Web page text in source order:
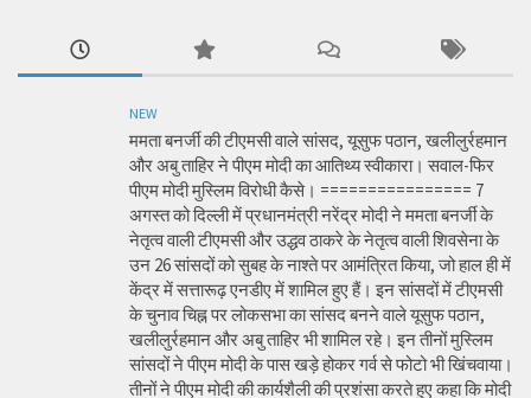
NEW
ममता बनर्जी की टीएमसी वाले सांसद, यूसुफ पठान, खलीलुर्रहमान
और अबु ताहिर ने पीएम मोदी का आतिथ्य स्वीकारा। सवाल-फिर
पीएम मोदी मुस्लिम विरोधी कैसे। ================ 7
अगस्त को दिल्ली में प्रधानमंत्री नरेंद्र मोदी ने ममता बनर्जी के
नेतृत्व वाली टीएमसी और उद्धव ठाकरे के नेतृत्व वाली शिवसेना के
उन 26 सांसदों को सुबह के नाश्ते पर आमंत्रित किया, जो हाल ही में
केंद्र में सत्तारूढ़ एनडीए में शामिल हुए हैं। इन सांसदों में टीएमसी
के चुनाव चिह्न पर लोकसभा का सांसद बनने वाले यूसुफ पठान,
खलीलुर्रहमान और अबु ताहिर भी शामिल रहे। इन तीनों मुस्लिम
सांसदों ने पीएम मोदी के पास खड़े होकर गर्व से फोटो भी खिंचवाया।
तीनों ने पीएम मोदी की कार्यशैली की प्रशंसा करते हुए कहा कि मोदी